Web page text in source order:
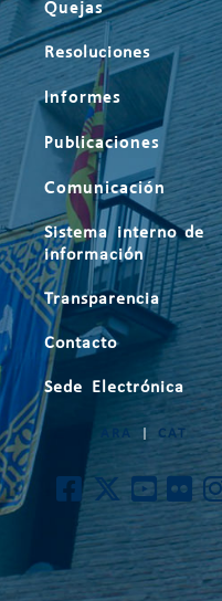
Quejas
Resoluciones
Informes
Publicaciones
Comunicación
Sistema interno de
información
Transparencia
Contacto
Sede Electrónica
CAT